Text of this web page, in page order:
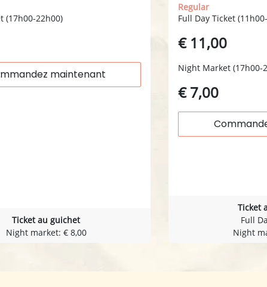
(17h00-22h00)
maintenant
Ticket au guichet
Night market: € 8,00
Regular
Full Day Ticket
€ 11,00
Night Market (17h00-
€ 7,00
Ticket
Full
Night